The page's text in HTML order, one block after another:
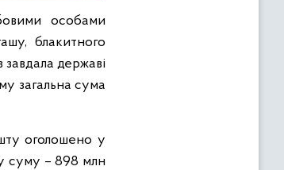
особами
блакитного
завдала державі
загальна сума
оголошено у
суму – 898 млн